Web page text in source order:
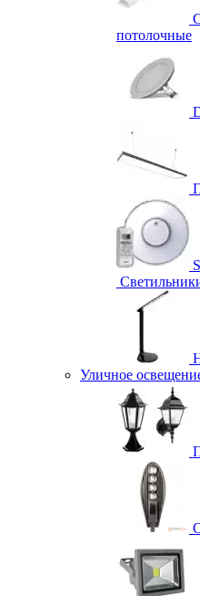
потолочные
Уличное